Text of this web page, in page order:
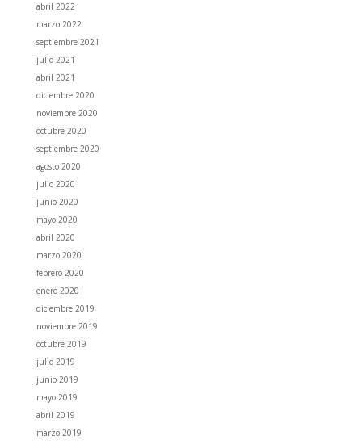
abril 2022
marzo 2022
septiembre 2021
julio 2021
abril 2021
diciembre 2020
noviembre 2020
octubre 2020
septiembre 2020
agosto 2020
julio 2020
junio 2020
mayo 2020
abril 2020
marzo 2020
febrero 2020
enero 2020
diciembre 2019
noviembre 2019
octubre 2019
julio 2019
junio 2019
mayo 2019
abril 2019
marzo 2019